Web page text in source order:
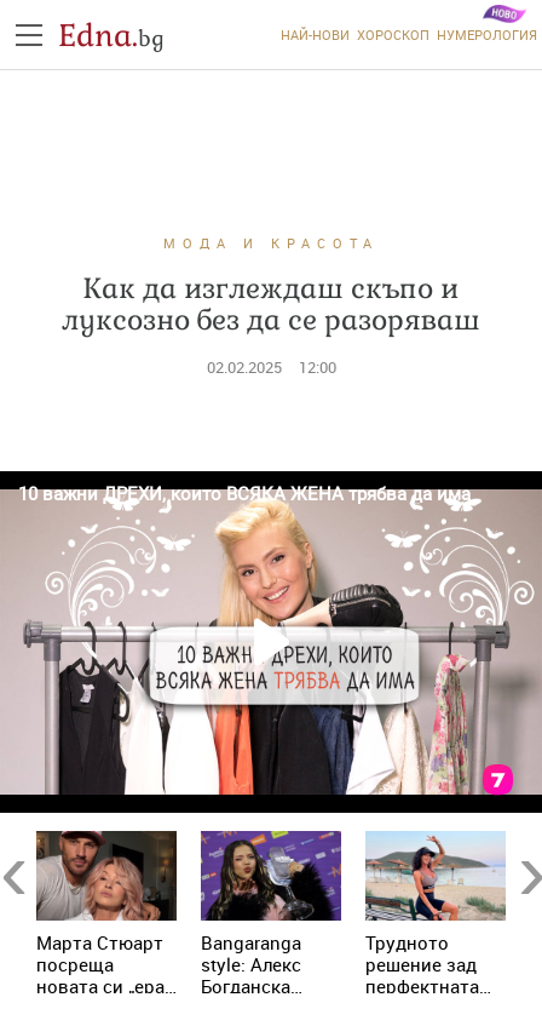
Edna.bg НАЙ-НОВИ ХОРОСКОП НУМЕРОЛОГИЯ
МОДА И КРАСОТА
Как да изглеждаш скъпо и
луксозно без да се разоряваш
02.02.2025 12:00
Марта Стюарт
посреща
новата си „ера
Bangaranga
style: Алекс
Богданска
Трудното
решение зад
перфектната